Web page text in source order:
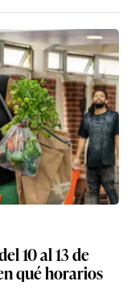
10 al 13 de
qué horarios